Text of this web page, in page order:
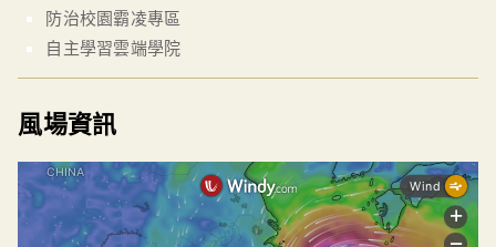
防治校園霸凌專區
自主學習雲端學院
風場資訊